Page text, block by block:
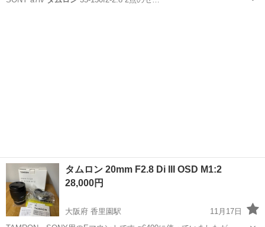
タムロン 20mm F2.8 Di III OSD M1:2
28,000円
大阪府 香里園駅
11月17日